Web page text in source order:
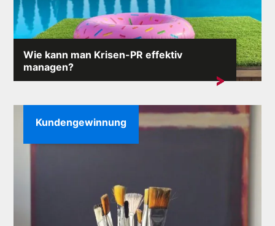
Wie kann man Krisen-PR effektiv
managen?
Krisensituationen können unerwartet auftreten und die
Kundengewinnung